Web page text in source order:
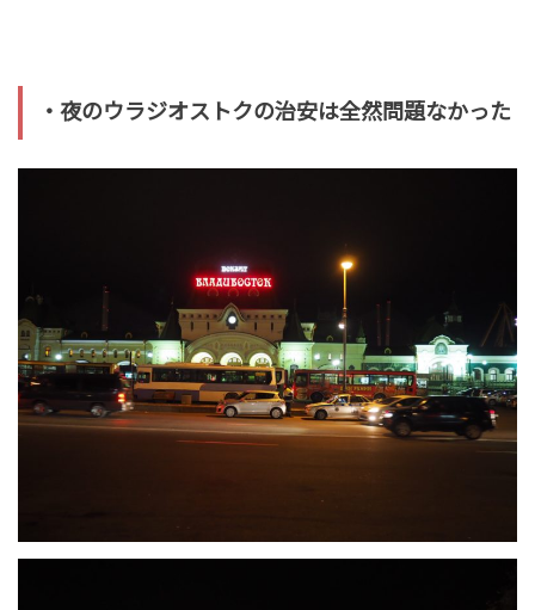
・夜のウラジオストクの治安は全然問題なかった